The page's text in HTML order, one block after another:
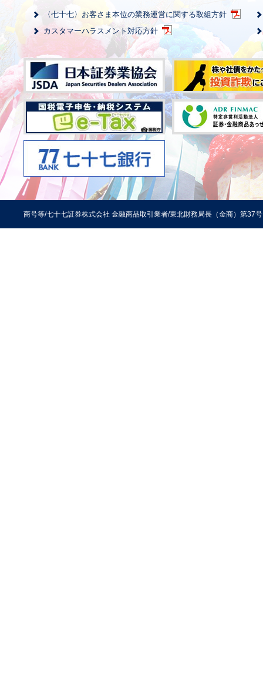
〈七十七〉お客さま本位の業務運営に関する取組方針
カスタマーハラスメント対応方針
商号等/七十七証券株式会社 金融商品取引業者/東北財務局長（金商）第37